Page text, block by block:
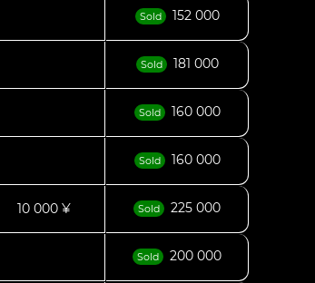
Sold 152 000
Sold 181 000
Sold 160 000
Sold 160 000
10 000 ¥ Sold 225 000
Sold 200 000